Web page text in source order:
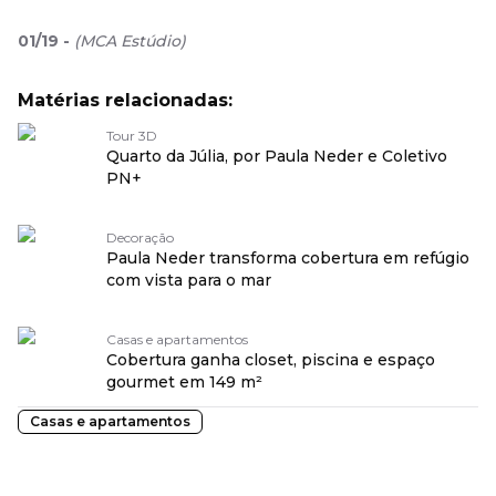
01/19 - (MCA Estúdio)
Matérias relacionadas:
Tour 3D
Quarto da Júlia, por Paula Neder e Coletivo
PN+
Decoração
Paula Neder transforma cobertura em refúgio
com vista para o mar
Casas e apartamentos
Cobertura ganha closet, piscina e espaço
gourmet em 149 m²
Casas e apartamentos